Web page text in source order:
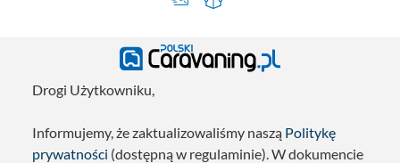
Drogi Użytkowniku,
Informujemy, że zaktualizowaliśmy naszą Politykę
prywatności (dostępną w regulaminie). W dokumencie